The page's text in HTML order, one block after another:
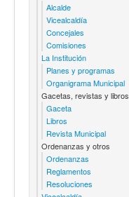
Alcalde
Vicealcaldía
Concejales
Comisiones
La Institución
Planes y programas
Organigrama Municipal
Gacetas, revistas y libros
Gaceta
Libros
Revista Municipal
Ordenanzas y otros
Ordenanzas
Reglamentos
Resoluciones